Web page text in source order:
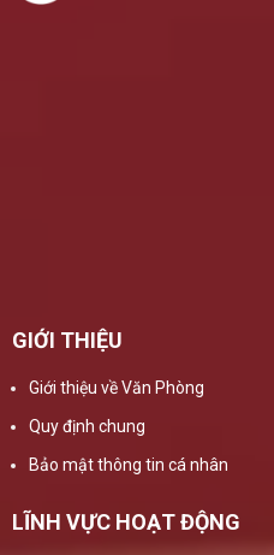
GIỚI THIỆU
Giới thiệu về Văn Phòng
Quy định chung
Bảo mật thông tin cá nhân
LĨNH VỰC HOẠT ĐỘNG